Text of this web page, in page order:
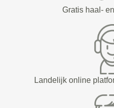
Gratis haal-
Landelijk online